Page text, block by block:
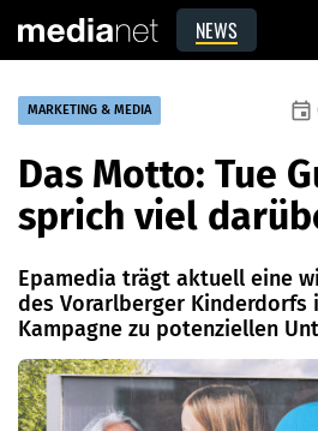
NEWS
MARKETING & MEDIA event
Das Motto: Tue
sprich viel
Epamedia trägt aktuell eine
des Vorarlberger Kinderdorfs
Kampagne zu potenziellen